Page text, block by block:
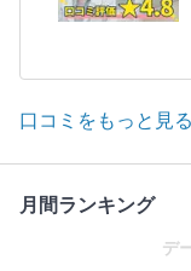
口コミをもっと見る
月間ランキング
デ